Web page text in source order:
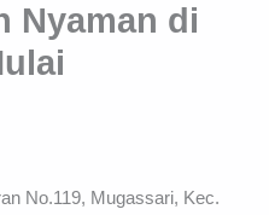
Nyaman di
No.119, Mugassari, Kec.